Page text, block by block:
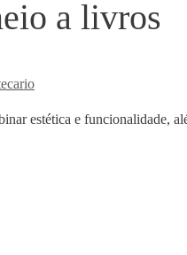
a livros
estética e funcionalidade,